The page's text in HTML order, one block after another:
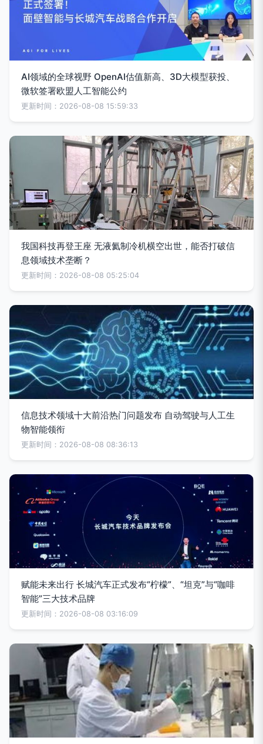
AI领域的全球视野 OpenAI估值新高、3D大模型获投、
微软签署欧盟人工智能公约
更新时间：2026-08-08 15:59:33
我国科技再登王座 无液氦制冷机横空出世，能否打破信
息领域技术垄断？
更新时间：2026-08-08 05:25:04
信息技术领域十大前沿热门问题发布 自动驾驶与人工生
物智能领衔
更新时间：2026-08-08 08:36:13
赋能未来出行 长城汽车正式发布“柠檬”、“坦克”与“咖啡
智能”三大技术品牌
更新时间：2026-08-08 03:16:09